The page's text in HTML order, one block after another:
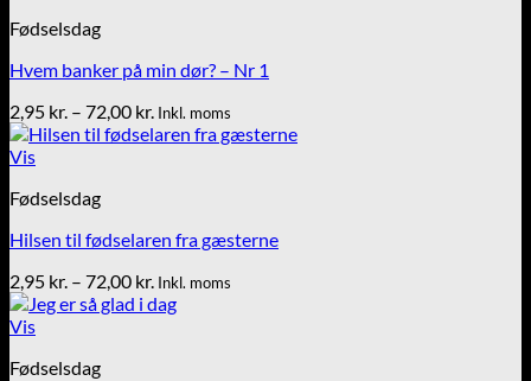
Fødselsdag
Hvem banker på min dør? – Nr 1
2,95 kr. – 72,00 kr. Prisinterval:
2,95 kr.
Inkl. moms
Vis
Fødselsdag
Hilsen til fødselaren fra gæsterne
2,95 kr. – 72,00 kr. Prisinterval:
2,95 kr.
Inkl. moms
Vis
Fødselsdag